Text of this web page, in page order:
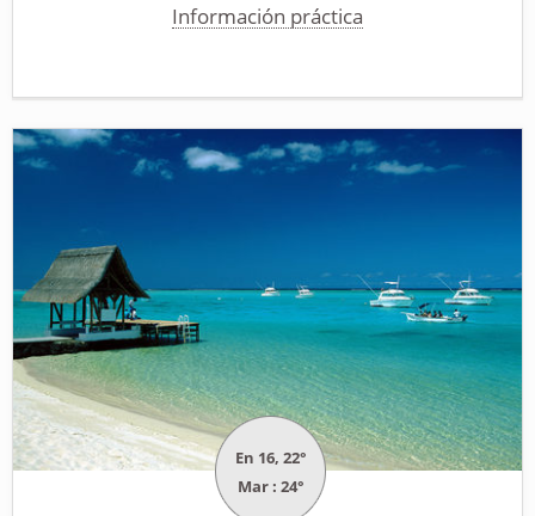
Información práctica
En 16, 22°
Mar : 24°